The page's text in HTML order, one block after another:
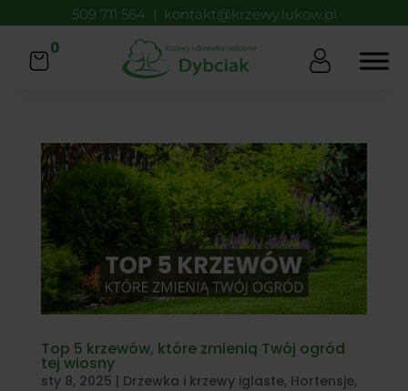
509 711 564 | kontakt@krzewy.lukow.pl
0
Top 5 krzewów, które zmienią Twój ogród
tej wiosny
sty 8, 2025 | Drzewka i krzewy iglaste, Hortensje,